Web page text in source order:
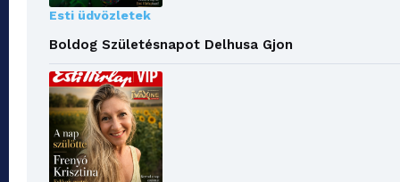
Esti üdvözletek
Boldog Születésnapot Delhusa Gjon